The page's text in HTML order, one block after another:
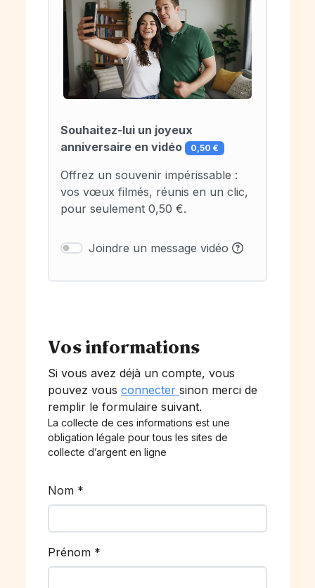
Souhaitez-lui un joyeux
anniversaire en vidéo
0,50 €
Offrez un souvenir impérissable :
vos vœux filmés, réunis en un clic,
pour seulement 0,50 €.
Joindre un message vidéo
Vos informations
Si vous avez déjà un compte, vous
pouvez vous connecter sinon merci de
remplir le formulaire suivant.
La collecte de ces informations est une
obligation légale pour tous les sites de
collecte d’argent en ligne
Nom *
Prénom *